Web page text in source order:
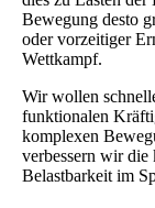
Bewegung desto
oder vorzeitiger
Wettkampf.
Wir wollen
funktionalen
komplexen
verbessern wir
Belastbarkeit im